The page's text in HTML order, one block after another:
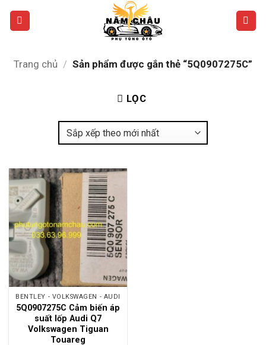
Trang chủ / Sản phẩm được gắn thẻ “5Q0907275C”
LỌC
BENTLEY - VOLKSWAGEN - AUDI
5Q0907275C Cảm biến áp
suất lốp Audi Q7
Volkswagen Tiguan
Touareg